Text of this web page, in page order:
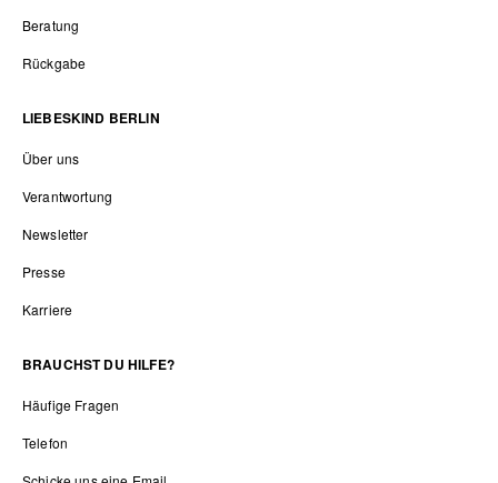
Beratung
Rückgabe
LIEBESKIND BERLIN
Über uns
Verantwortung
Newsletter
Presse
Karriere
BRAUCHST DU HILFE?
Häufige Fragen
Telefon